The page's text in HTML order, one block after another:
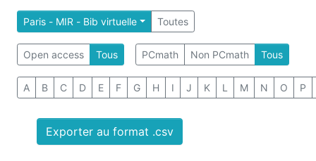
Paris - MIR - Bib virtuelle Toutes
Open access Tous PCmath Non PCmath Tous
A B C D E F G H I J K L M N O P
Exporter au format .csv